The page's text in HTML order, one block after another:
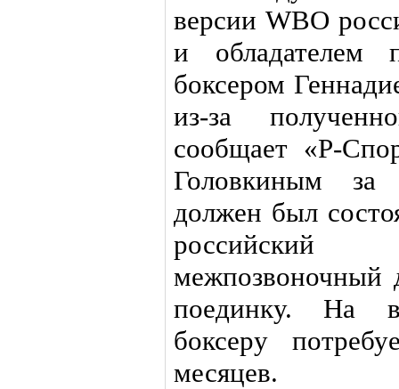
версии WBO
и обладателем
боксером
из-за
сообщает «Р-
Головкиным
должен был
российский
межпозвоночный
поединку. На
боксеру
месяцев.